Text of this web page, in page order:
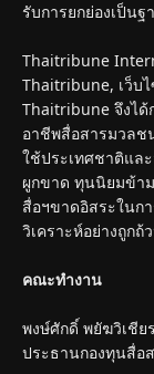
รับการยกย่องเป็น
Thaitribune
Thaitribune, เว็บ
Thaitribune จึงได้
อาชีพสื่อสารมวลช
ใช้ประเทศชาติแล
ผูกขาด ทุนนิยมข้า
สื่อฯขาดอิสระในก
วิเคราะห์อย่างถูก
คณะทำงาน
พงษ์ศักดิ์ พยัฆวิเชียร
ประธานกองทุนสื่อ